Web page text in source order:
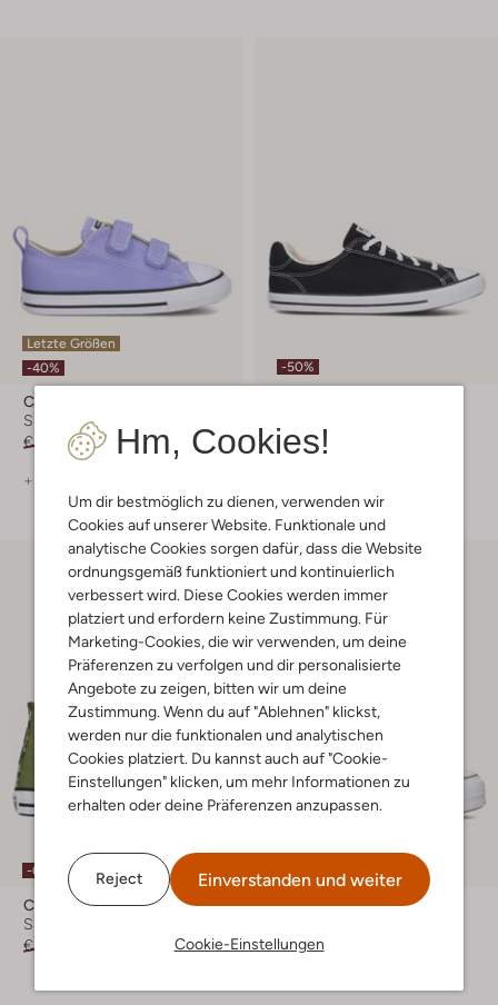
Hm, Cookies!
Um dir bestmöglich zu dienen, verwenden wir
Cookies auf unserer Website. Funktionale und
analytische Cookies sorgen dafür, dass die Website
ordnungsgemäß funktioniert und kontinuierlich
verbessert wird. Diese Cookies werden immer
platziert und erfordern keine Zustimmung. Für
Marketing-Cookies, die wir verwenden, um deine
Präferenzen zu verfolgen und dir personalisierte
Angebote zu zeigen, bitten wir um deine
Zustimmung. Wenn du auf "Ablehnen" klickst,
werden nur die funktionalen und analytischen
Cookies platziert. Du kannst auch auf "Cookie-
Einstellungen" klicken, um mehr Informationen zu
erhalten oder deine Präferenzen anzupassen.
Reject Einverstanden und weiter
Cookie-Einstellungen
Letzte Größen
-40%
Converse
Sneaker Low
€ 44,99 € 26,99
+ mehr farben
-50%
€ 69,99
-60%
Converse
Sneaker High
€ 54,95
-50%
Converse
€ 89,99